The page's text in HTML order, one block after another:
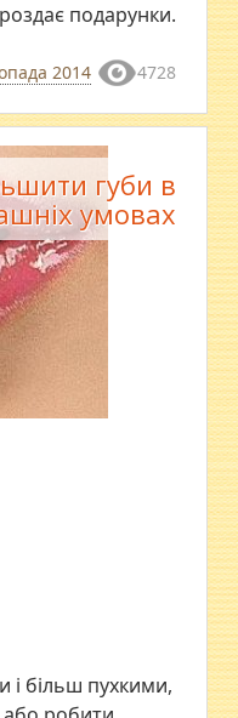
подарунки.
2014 4728
губи в
умовах
і більш пухкими,